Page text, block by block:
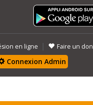
en ligne | Faire un don
Connexion Admin